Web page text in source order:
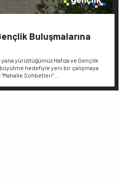
Buluşmalarına
yana yürüttüğümüz Hafıza ve Gençlik
hedefiyle yeni bir çalışmaya
Sohbetleri”…